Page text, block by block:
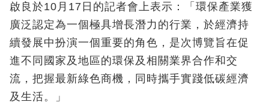
啟良於10月17日的記者會上表示：「環保產業獲
廣泛認定為一個極具增長潛力的行業，於經濟持
續發展中扮演一個重要的角色，是次博覽旨在促
進不同國家及地區的環保及相關業界合作和交
流，把握最新綠色商機，同時攜手實踐低碳經濟
及生活。」